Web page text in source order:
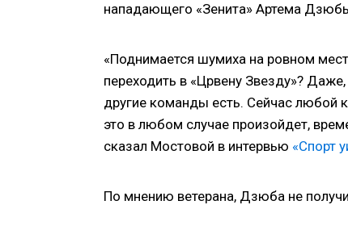
нападающего «Зенита» Артема
«Поднимается шумиха на ровном
переходить в «Црвену Звезду»?
другие команды есть. Сейчас любой
это в любом случае произойдет,
сказал Мостовой в интервью «Спорт
По мнению ветерана, Дзюба не